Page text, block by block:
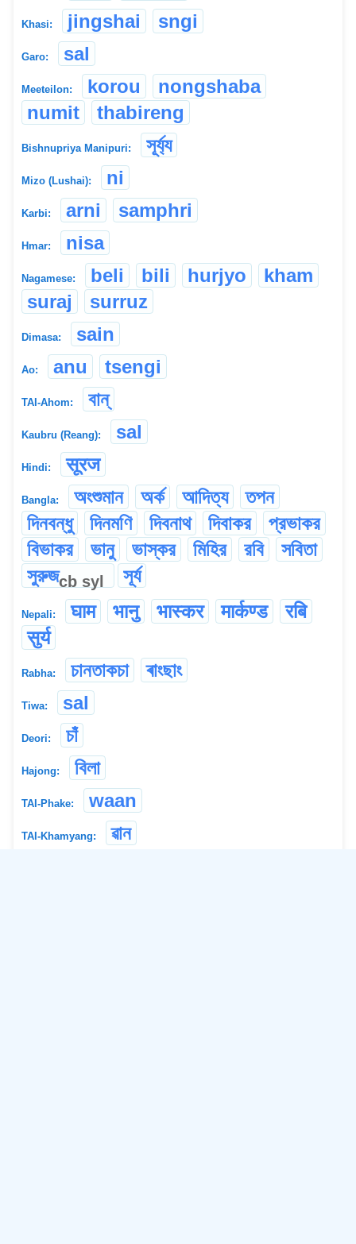
Khasi: jingshai sngi
Garo: sal
Meeteilon: korou
nongshaba
numit
thabireng
Bishnupriya Manipuri: সূৰ্য্য
Mizo (Lushai): ni
Karbi: arni samphri
Hmar: nisa
Nagamese: beli bili hurjyo
kham
suraj
surruz
Dimasa: sain
Ao: anu tsengi
TAI-Ahom: বান্
Kaubru (Reang): sal
Hindi: सूरज
Bangla: অংশুমান অর্ক আদিত্য
তপন
দিনবন্ধু
দিনমণি দিবনাথ দিবাকর
প্রভাকর
বিভাকর
ভানু ভাস্কর মিহির রবি
সবিতা
সুরুজcb syl সূর্য
Nepali: घाम भानु भ‌ास्कर मार्कण्ड
रबि
सुर्य
Rabha: চানতাকচা ৰাংছাং
Tiwa: sal
Deori: চাঁ
Hajong: বিলা
TAI-Phake: waan
TAI-Khamyang: ৱান